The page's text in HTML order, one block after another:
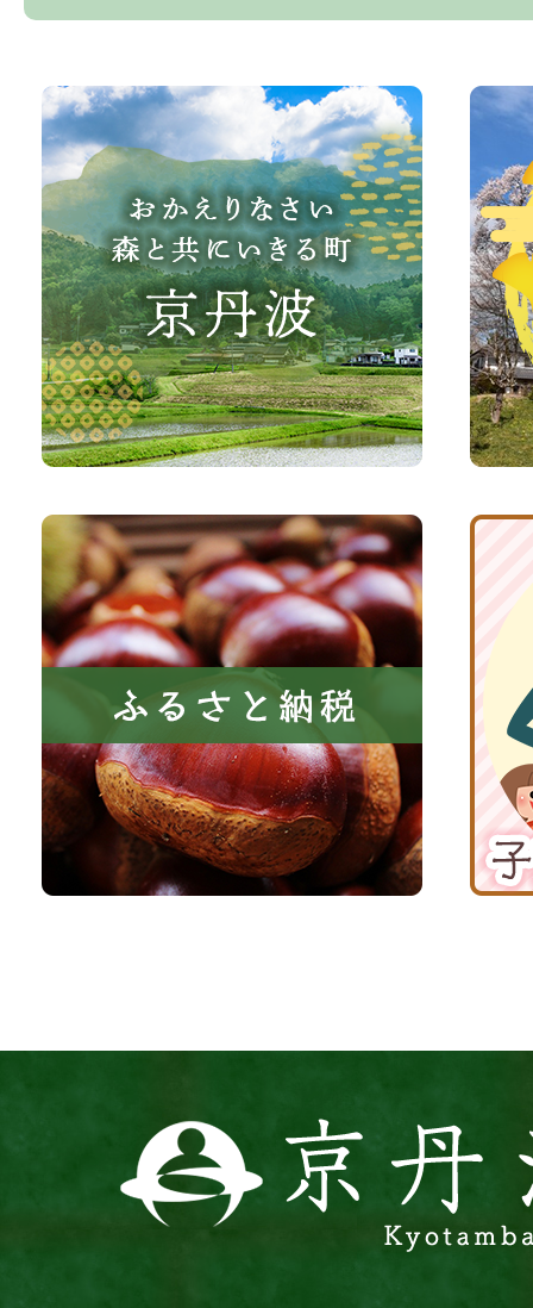
お
か
え
り
な
さ
い、
森
共
に
い
き
町
京
京
波
町
観
光
サ
イ
ふ
る
さ
と
税
京
波
子
育
て
応
援
丹
波